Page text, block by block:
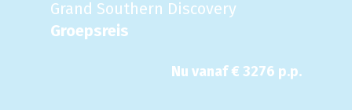
Grand Southern Discovery
Groepsreis
Nu vanaf € 3276 p.p.